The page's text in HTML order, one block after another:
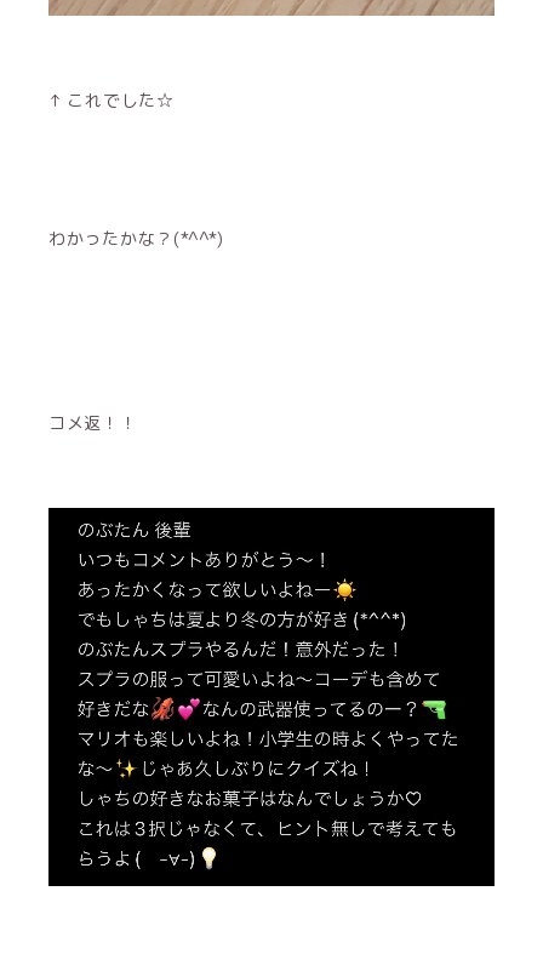
↑ これでした☆
わかったかな？(*^^*)
コメ返！！